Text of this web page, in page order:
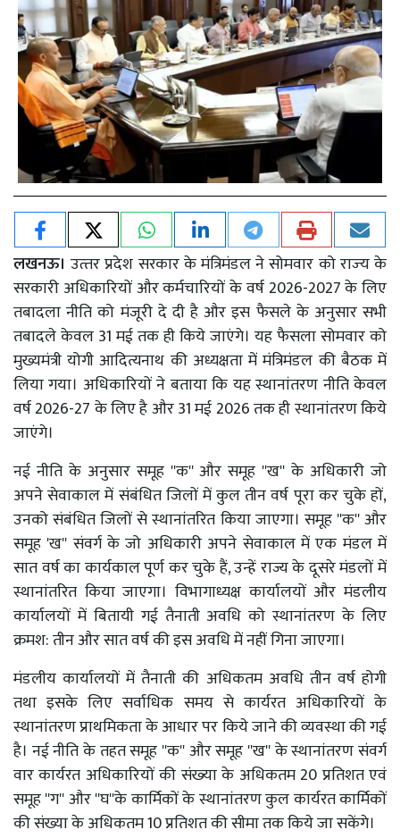
लखनऊ। उत्‍तर प्रदेश सरकार के मंत्रिमंडल ने सोमवार को राज्‍य के
सरकारी अधिकारियों और कर्मचारियों के वर्ष 2026-2027 के लिए
तबादला नीति को मंजूरी दे दी है और इस फैसले के अनुसार सभी
तबादले केवल 31 मई तक ही किये जाएंगे। यह फैसला सोमवार को
मुख्यमंत्री योगी आदित्यनाथ की अध्यक्षता में मंत्रिमंडल की बैठक में
लिया गया। अधिकारियों ने बताया कि यह स्थानांतरण नीति केवल
वर्ष 2026-27 के लिए है और 31 मई 2026 तक ही स्थानांतरण किये
जाएंगे।
नई नीति के अनुसार समूह ''क'' और समूह ''ख'' के अधिकारी जो
अपने सेवाकाल में संबंधित जिलों में कुल तीन वर्ष पूरा कर चुके हों,
उनको संबंधित जिलों से स्थानांतरित किया जाएगा। समूह ''क'' और
समूह 'ख'' संवर्ग के जो अधिकारी अपने सेवाकाल में एक मंडल में
सात वर्ष का कार्यकाल पूर्ण कर चुके हैं, उन्हें राज्य के दूसरे मंडलों में
स्थानांतरित किया जाएगा। विभागाध्यक्ष कार्यालयों और मंडलीय
कार्यालयों में बितायी गई तैनाती अवधि को स्थानांतरण के लिए
क्रमश: तीन और सात वर्ष की इस अवधि में नहीं गिना जाएगा।
मंडलीय कार्यालयों में तैनाती की अधिकतम अवधि तीन वर्ष होगी
तथा इसके लिए सर्वाधिक समय से कार्यरत अधिकारियों के
स्थानांतरण प्राथमिकता के आधार पर किये जाने की व्यवस्था की गई
है। नई नीति के तहत समूह ''क'' और समूह ''ख'' के स्थानांतरण संवर्ग
वार कार्यरत अधिकारियों की संख्‍या के अधिकतम 20 प्रतिशत एवं
समूह ''ग'' और ''घ''के कार्मिकों के स्थानांतरण कुल कार्यरत कार्मिकों
की संख्या के अधिकतम 10 प्रतिशत की सीमा तक किये जा सकेंगे।